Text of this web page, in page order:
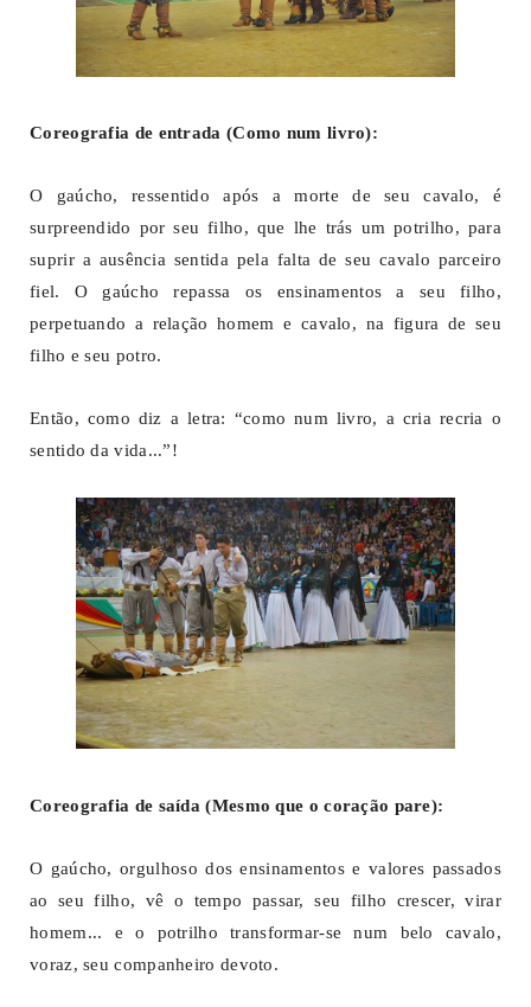
Coreografia de entrada (Como num livro):
O gaúcho, ressentido após a morte de seu cavalo, é
surpreendido por seu filho, que lhe trás um potrilho, para
suprir a ausência sentida pela falta de seu cavalo parceiro
fiel. O gaúcho repassa os ensinamentos a seu filho,
perpetuando a relação homem e cavalo, na figura de seu
filho e seu potro.
Então, como diz a letra: “como num livro, a cria recria o
sentido da vida...”!
Coreografia de saída (Mesmo que o coração pare):
O gaúcho, orgulhoso dos ensinamentos e valores passados
ao seu filho, vê o tempo passar, seu filho crescer, virar
homem... e o potrilho transformar-se num belo cavalo,
voraz, seu companheiro devoto.